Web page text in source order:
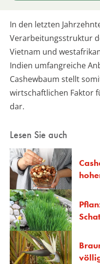
In den letzten
Verarbeitungsstruktur
Vietnam und
Indien umfangreiche
Cashewbaum stellt
wirtschaftlichen Faktor
dar.
Lesen Sie auch